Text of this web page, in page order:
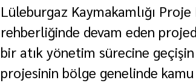
Lüleburgaz Kaymakamlığı
rehberliğinde devam eden
bir atık yönetim sürecine
projesinin bölge genelinde